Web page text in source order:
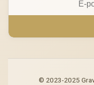
© 2023-2025